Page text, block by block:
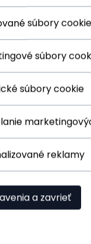
|50%
66,
S
ZISTIŤ
súbory cookie
súbory
súbory cookie
reklamy
a zavrieť